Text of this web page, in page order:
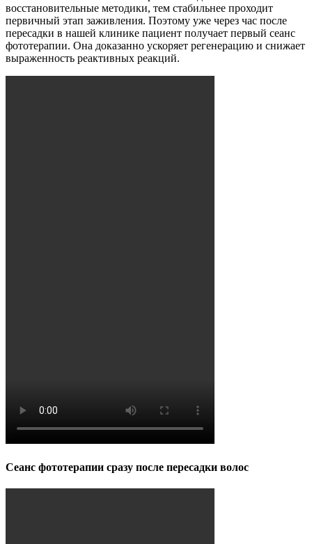
восстановительные методики, тем стабильнее проходит
первичный этап заживления. Поэтому уже через час после
пересадки в нашей клинике пациент получает первый сеанс
фототерапии. Она доказанно ускоряет регенерацию и снижает
выраженность реактивных реакций.
Сеанс фототерапии сразу после пересадки волос